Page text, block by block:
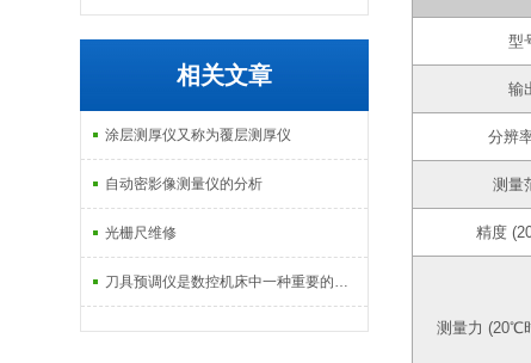
相关文章
涂层测厚仪又称为覆层测厚仪
自动密影像测量仪的分析
光栅尺维修
刀具预调仪是数控机床中一种重要的检测设备
型
输
分辨
测量
精度
测量力 (20℃